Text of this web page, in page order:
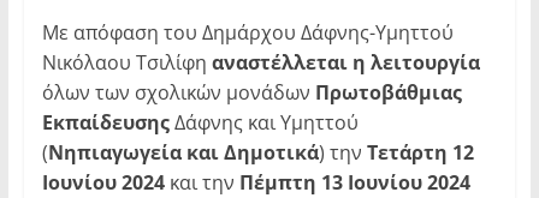
Με απόφαση του Δημάρχου Δάφνης-Υμηττού
Νικόλαου Τσιλίφη αναστέλλεται η λειτουργία
όλων των σχολικών μονάδων Πρωτοβάθμιας
ΕκπαίδευσηςΔάφνης και Υμηττού
(Νηπιαγωγεία και Δημοτικά) την Τετάρτη 12
Ιουνίου 2024και την Πέμπτη 13 Ιουνίου 2024